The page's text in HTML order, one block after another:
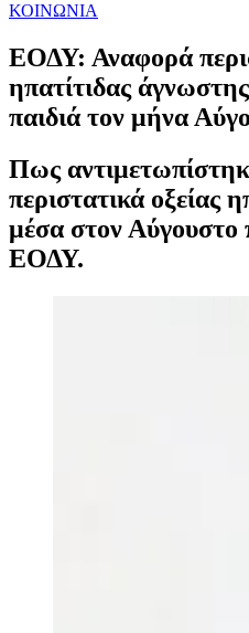
ΚΟΙΝΩΝΙΑ
ΕΟΔΥ: Αναφορά
ηπατίτιδας άγνωστης
παιδιά τον μήνα
Πως
περιστατικά οξείας
μέσα στον Αύγουστο
ΕΟΔΥ.